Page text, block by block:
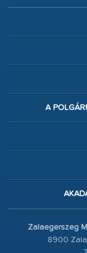
A
Zalaegerszeg
8900